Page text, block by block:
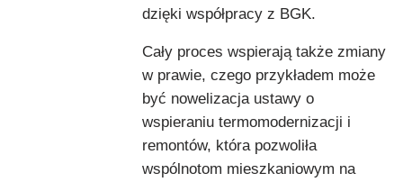
dzięki współpracy z BGK.
Cały proces wspierają także zmiany
w prawie, czego przykładem może
być nowelizacja ustawy o
wspieraniu termomodernizacji i
remontów, która pozwoliła
wspólnotom mieszkaniowym na